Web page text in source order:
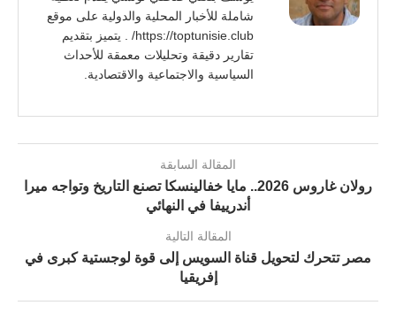
شاملة للأخبار المحلية والدولية على موقع
https://toptunisie.club/ . يتميز بتقديم
تقارير دقيقة وتحليلات معمقة للأحداث
السياسية والاجتماعية والاقتصادية.
المقالة السابقة
رولان غاروس 2026.. مايا خفالينسكا تصنع التاريخ وتواجه ميرا
أندرييفا في النهائي
المقالة التالية
مصر تتحرك لتحويل قناة السويس إلى قوة لوجستية كبرى في
إفريقيا